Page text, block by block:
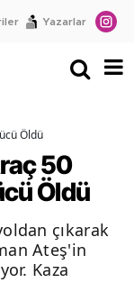
Yazarlar
Öldü
50
Öldü
çıkarak
Ateş'in
Kaza